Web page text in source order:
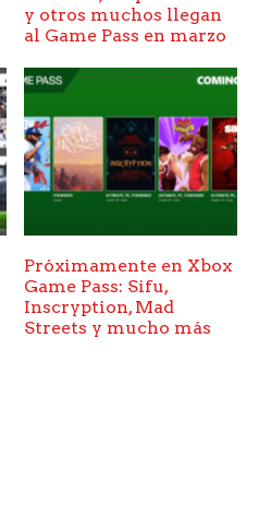
y otros muchos llegan
al Game Pass en marzo
Próximamente en Xbox
Game Pass: Sifu,
Inscryption, Mad
Streets y mucho más